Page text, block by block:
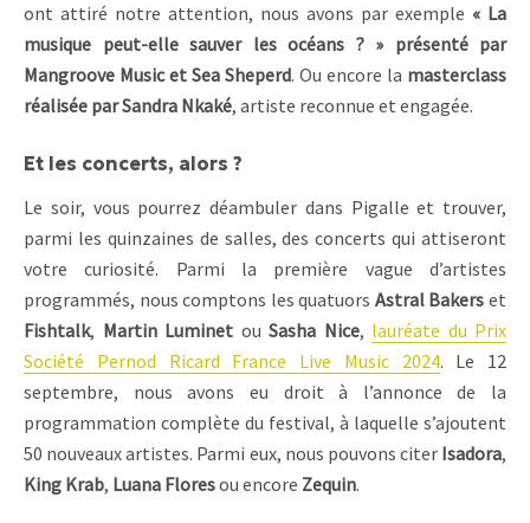
ont attiré notre attention, nous avons par exemple « La
musique peut-elle sauver les océans ? » présenté par
Mangroove Music et Sea Sheperd. Ou encore la masterclass
réalisée par Sandra Nkaké, artiste reconnue et engagée.
Et les concerts, alors ?
Le soir, vous pourrez déambuler dans Pigalle et trouver,
parmi les quinzaines de salles, des concerts qui attiseront
votre curiosité. Parmi la première vague d’artistes
programmés, nous comptons les quatuors Astral Bakers et
Fishtalk, Martin Luminet ou Sasha Nice, lauréate du Prix
Société Pernod Ricard France Live Music 2024. Le 12
septembre, nous avons eu droit à l’annonce de la
programmation complète du festival, à laquelle s’ajoutent
50 nouveaux artistes. Parmi eux, nous pouvons citer Isadora,
King Krab, Luana Floresou encore Zequin.